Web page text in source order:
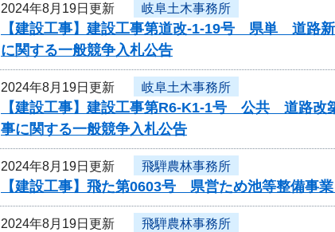
2024年8月19日更新 岐阜土木事務所
【建設工事】建設工事第道改-1-19号 県単 道路
に関する一般競争入札公告
2024年8月19日更新 岐阜土木事務所
【建設工事】建設工事第R6-K1-1号 公共 道路改
事に関する一般競争入札公告
2024年8月19日更新 飛騨農林事務所
【建設工事】飛た第0603号 県営ため池等整備
2024年8月19日更新 飛騨農林事務所